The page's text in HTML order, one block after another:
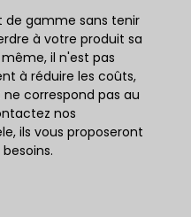
de gamme sans tenir
à votre produit sa
il n'est pas
à réduire les coûts,
correspond pas au
nos
ils vous proposeront